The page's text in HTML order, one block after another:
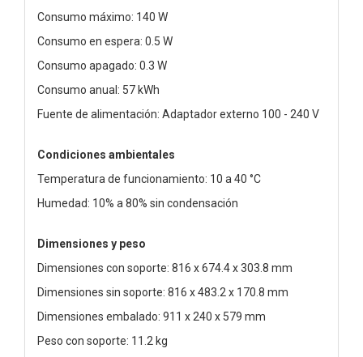
Consumo máximo: 140 W
Consumo en espera: 0.5 W
Consumo apagado: 0.3 W
Consumo anual: 57 kWh
Fuente de alimentación: Adaptador externo 100 - 240 V
Condiciones ambientales
Temperatura de funcionamiento: 10 a 40 °C
Humedad: 10% a 80% sin condensación
Dimensiones y peso
Dimensiones con soporte: 816 x 674.4 x 303.8 mm
Dimensiones sin soporte: 816 x 483.2 x 170.8 mm
Dimensiones embalado: 911 x 240 x 579 mm
Peso con soporte: 11.2 kg